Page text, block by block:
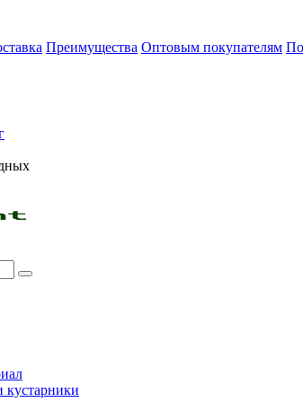
Преимущества Оптовым покупателям
кустарники